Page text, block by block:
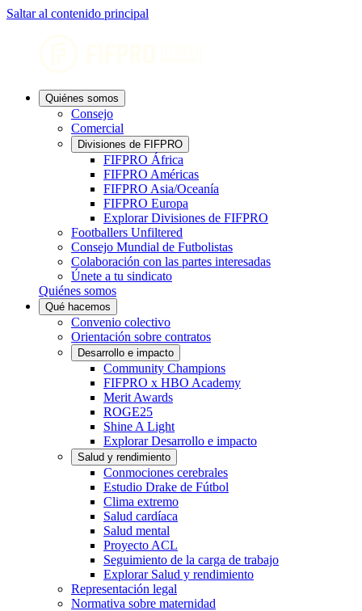
Saltar al contenido principal
Quiénes somos
Consejo
Comercial
Divisiones de FIFPRO
FIFPRO África
FIFPRO Américas
FIFPRO Asia/Oceanía
FIFPRO Europa
Explorar Divisiones de FIFPRO
Footballers Unfiltered
Consejo Mundial de Futbolistas
Colaboración con las partes interesadas
Únete a tu sindicato
Quiénes somos
Qué hacemos
Convenio colectivo
Orientación sobre contratos
Desarrollo e impacto
Community Champions
FIFPRO x HBO Academy
Merit Awards
ROGE25
Shine A Light
Explorar Desarrollo e impacto
Salud y rendimiento
Conmociones cerebrales
Estudio Drake de Fútbol
Clima extremo
Salud cardíaca
Salud mental
Proyecto ACL
Seguimiento de la carga de trabajo
Explorar Salud y rendimiento
Representación legal
Normativa sobre maternidad